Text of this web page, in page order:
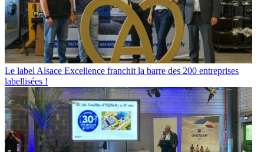
Le label Alsace Excellence franchit la barre des 200 entreprises
labellisées !